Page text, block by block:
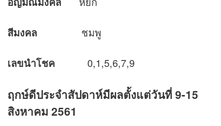
สีมงคล ชมพู
เลขนำโชค 0,1,5,6,7,9
ฤกษ์ดีประจำสัปดาห์มีผลตั้งแต่วันที่ 9-15
สิงหาคม 2561